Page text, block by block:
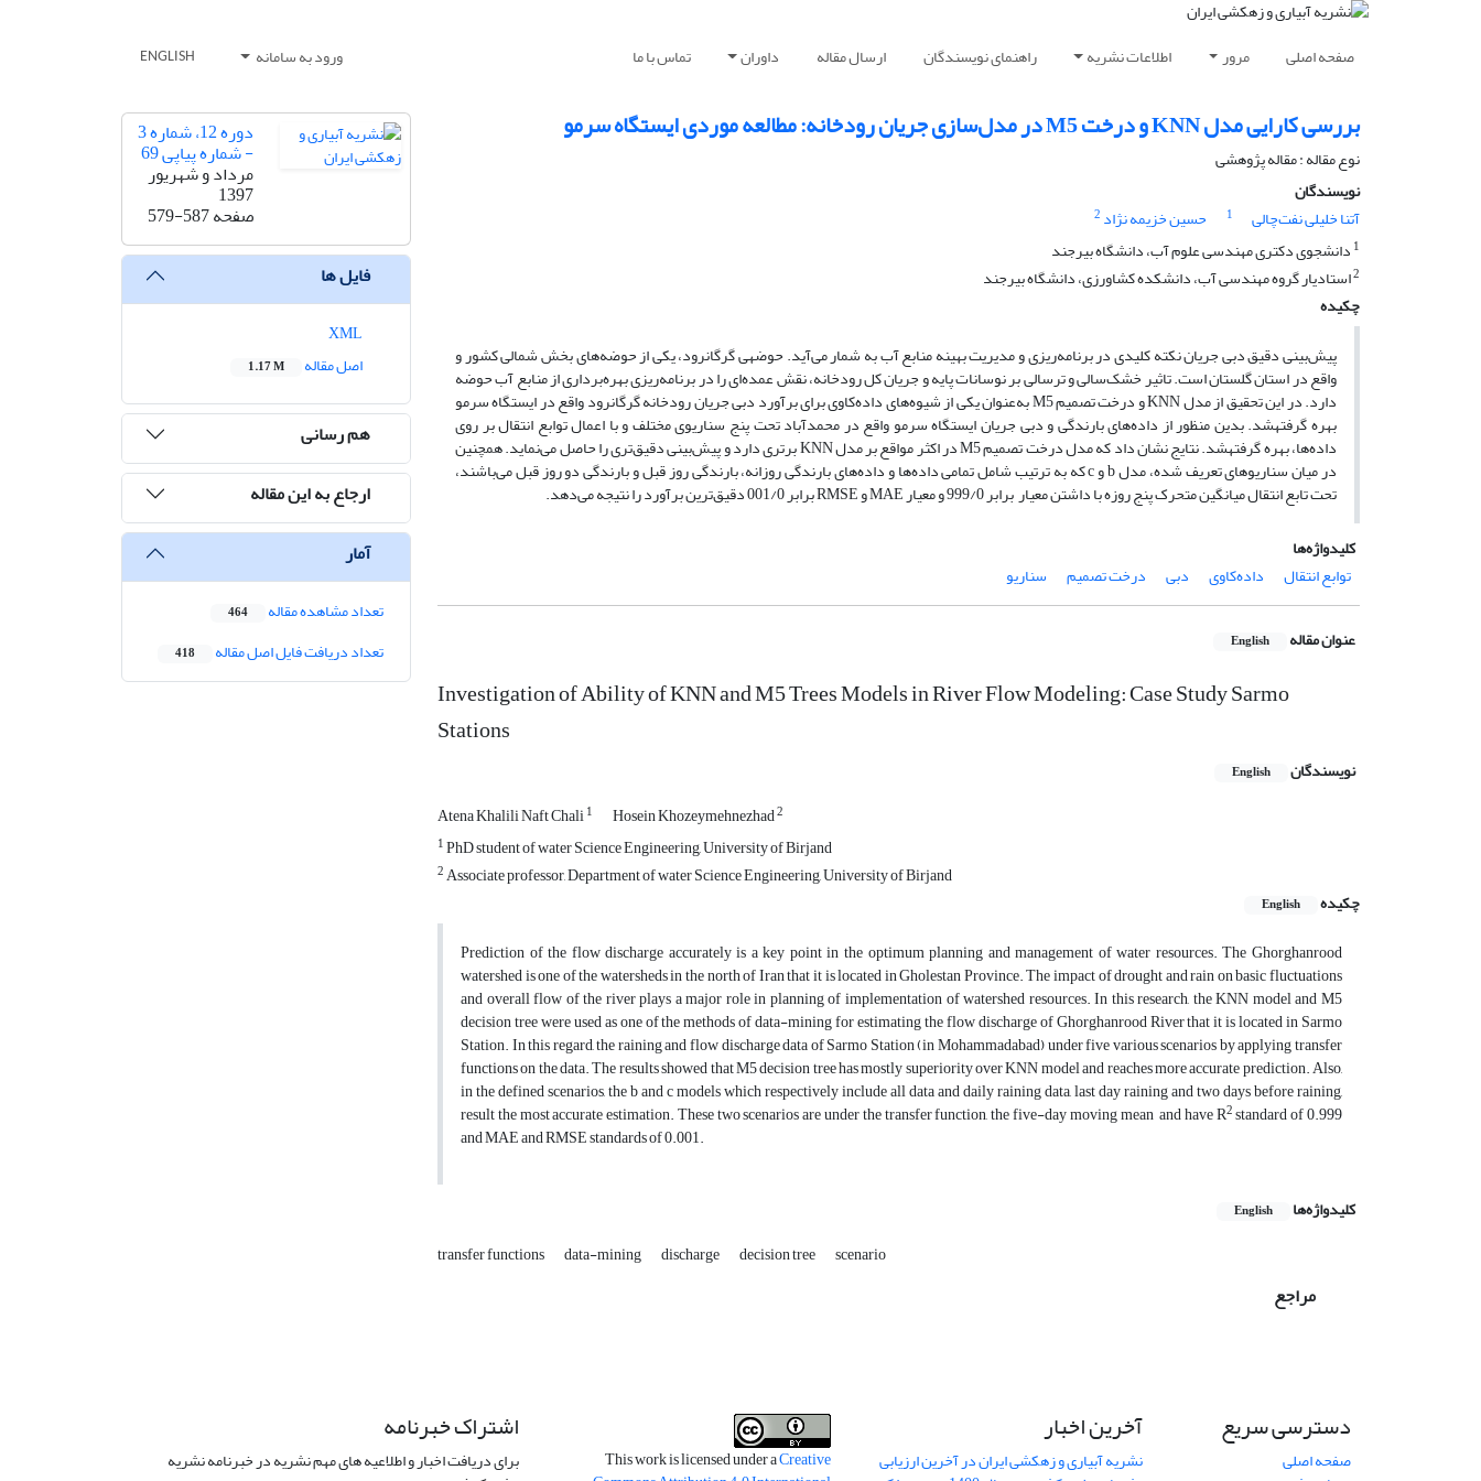
صفحه اصلی مرور اطلاعات نشریه راهنمای نویسندگان ارسال مقاله داوران تماس با ما ورود به سامانه ENGLISH
بررسی کارایی مدل KNN و درخت M5 در مدل‌سازی جریان رودخانه: مطالعه موردی ایستگاه سرمو
نوع مقاله : مقاله پژوهشی
نویسندگان
آتنا خلیلی نفت‌چالی
1 حسین خزیمه نژاد 2
1 دانشجوی دکتری مهندسی علوم آب، دانشگاه بیرجند
2استادیار گروه مهندسی آب، دانشکده کشاورزی، دانشگاه بیرجند
چکیده
پیش‌بینی دقیق دبی جریان نکته کلیدی در برنامه‌ریزی و مدیریت بهینه منابع آب به شمار می‌آید. حوضه­ی گرگانرود، یکی از حوضه‌های بخش شمالی کشور و
واقع در استان گلستان است. تاثیر خشک‌سالی و ترسالی بر نوسانات پایه و جریان کل رودخانه، نقش عمده‌ای را در برنامه‌ریزی بهره‌برداری از منابع آب حوضه
دارد. در این تحقیق از مدل KNN و درخت تصمیم M5 به‌عنوان یکی از شیوه‌های داده‌کاوی برای برآورد دبی جریان رودخانه گرگانرود واقع در ایستگاه سرمو
بهره گرفته­شد. بدین منظور از داده‌های بارندگی و دبی جریان ایستگاه سرمو واقع در محمدآباد تحت پنج سناریوی مختلف و با اعمال توابع انتقال بر روی
داده‌ها، بهره گرفته­شد. نتایج نشان داد که مدل درخت تصمیم M5 در اکثر مواقع بر مدل KNN برتری دارد و پیش‌بینی دقیق‌تری را حاصل می‌نماید. همچنین
در میان سناریوهای تعریف شده، مدل b و c که به ترتیب شامل تمامی داده‌ها و داده‌های بارندگی روزانه، بارندگی روز قبل و بارندگی دو روز قبل می‌باشند،
تحت تابع انتقال میانگین متحرک پنج روزه با داشتن معیار برابر 999/0 و معیار MAE و RMSE برابر 001/0 دقیق‌ترین برآورد را نتیجه می‌دهد.
کلیدواژه‌ها
توابع انتقال
داده‌کاوی دبی درخت تصمیم سناریو
عنوان مقاله English
Investigation of Ability of KNN and M5 Trees Models in River Flow Modeling: Case Study Sarmo
Stations
نویسندگان English
Atena Khalili Naft Chali1 Hosein Khozeymehnezhad2
1PhD student of water Science Engineering, University of Birjand
2Associate professor, Department of water Science Engineering, University of Birjand
چکیده
English
Prediction of the flow discharge accurately is a key point in the optimum planning and management of water resources. The Ghorghanrood
watershed is one of the watersheds in the north of Iran that it is located in Gholestan Province. The impact of drought and rain on basic fluctuations
and overall flow of the river plays a major role in planning of implementation of watershed resources. In this research, the KNN model and M5
decision tree were used as one of the methods of data-mining for estimating the flow discharge of Ghorghanrood River that it is located in Sarmo
Station. In this regard, the raining and flow discharge data of Sarmo Station (in Mohammadabad) under five various scenarios by applying transfer
functions on the data. The results showed that M5 decision tree has mostly superiority over KNN model and reaches more accurate prediction. Also,
in the defined scenarios, the b and c models which respectively include all data and daily raining data, last day raining and two days before raining,
result the most accurate estimation. These two scenarios are under the transfer function, the five-day moving mean and have R2standard of 0.999
and MAE and RMSE standards of 0.001.
کلیدواژه‌ها English
transfer functions data-mining discharge decision tree scenario
مراجع
دوره 12، شماره 3
- شماره پیاپی 69
مرداد و شهریور
1397
صفحه579-587
فایل ها
اصل مقاله
1.17 M
هم رسانی
ارجاع به این مقاله
آمار
تعداد مشاهده مقاله 464
تعداد دریافت فایل اصل مقاله 418
دسترسی سریع
صفحه اصلی
آخرین اخبار
نشریه آبیاری و زهکشی ایران در آخرین ارزیابی This work is licensed under aCreative
اشتراک خبرنامه
برای دریافت اخبار و اطلاعیه های مهم نشریه در خبرنامه نشریه